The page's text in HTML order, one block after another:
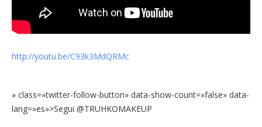
http://youtu.be/C93k3MdQRMc
» class=»twitter-follow-button» data-show-count=»false» data-
lang=»es»>Segui @TRUHKOMAKEUP